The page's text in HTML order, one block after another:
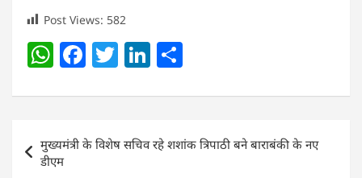
Post Views: 582
W
at
s
A
F
c
e
b
T
itt
er
Li
k
e
dI
ar
e
navigation
मुख्यमंत्री के विशेष सचिव रहे शशांक त्रिपाठी बने बाराबंकी के नए
डीएम